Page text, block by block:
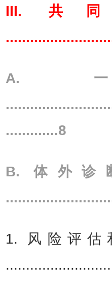
III. 共
A.
.............8
B. 体外诊
1. 风险评估